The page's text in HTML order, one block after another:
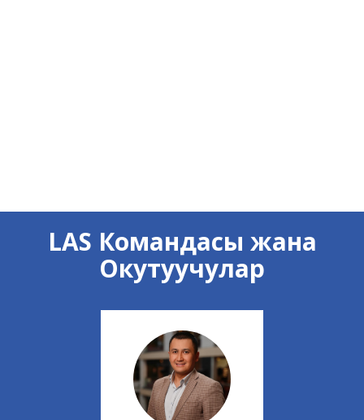
LAS Командасы жана
Окутуучулар